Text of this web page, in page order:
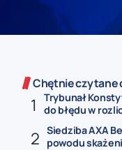
Chętnie czytane
Trybunał
do błędu w
Siedziba AXA
powodu